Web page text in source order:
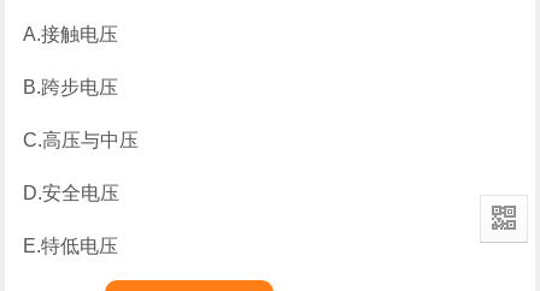
A.接触电压
B.跨步电压
C.高压与中压
D.安全电压
E.特低电压